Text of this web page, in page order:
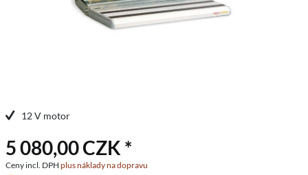
12 V motor
5 080,00 CZK *
Ceny incl. DPH plus náklady na dopravu